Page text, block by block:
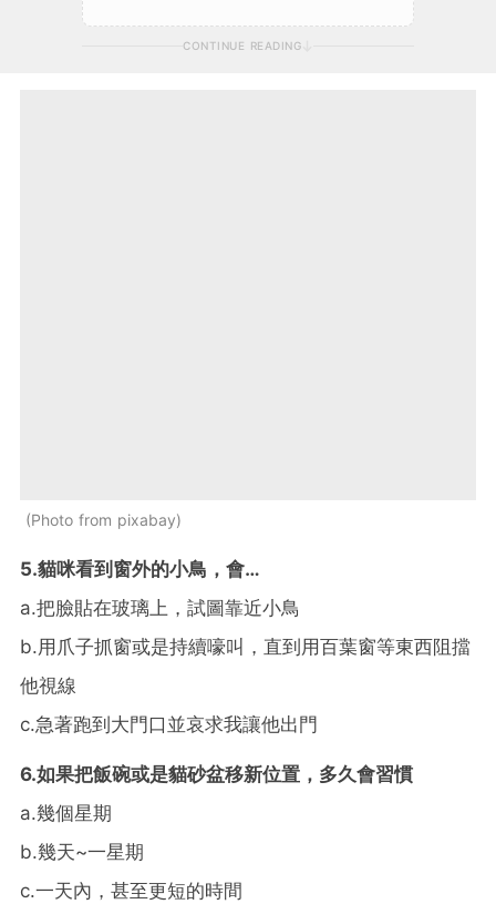
CONTINUE READING
Photo from pixabay
5.貓咪看到窗外的小鳥，會…
a.把臉貼在玻璃上，試圖靠近小鳥
b.用爪子抓窗或是持續嚎叫，直到用百葉窗等東西阻擋
他視線
c.急著跑到大門口並哀求我讓他出門
6.如果把飯碗或是貓砂盆移新位置，多久會習慣
a.幾個星期
b.幾天~一星期
c.一天內，甚至更短的時間